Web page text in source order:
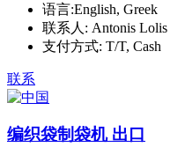
语言:English, Greek
联系人: Antonis Lolis
支付方式: T/T, Cash
联系
编织袋制袋机 出口